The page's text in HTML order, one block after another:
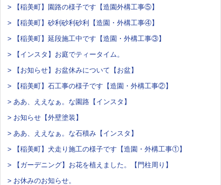
> 【稲美町】園路の様子です【造園外構工事⑤】
> 【稲美町】砂利砂利砂利【造園・外構工事④】
> 【稲美町】延段施工中です【造園・外構工事③】
> 【インスタ】お庭でティータイム。
> 【お知らせ】お盆休みについて【お盆】
> 【稲美町】石工事の様子です【造園・外構工事②】
> ああ、ええなぁ。な園路【インスタ】
> お知らせ【外壁塗装】
> ああ、ええなぁ。な石積み【インスタ】
> 【稲美町】犬走り施工の様子です【造園・外構工事①】
> 【ガーデニング】お花を植えました。【門柱周り】
> お休みのお知らせ。